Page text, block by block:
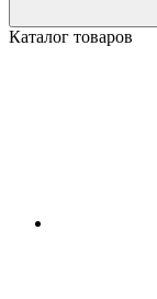
Каталог товаров